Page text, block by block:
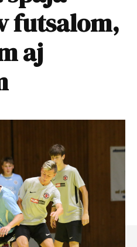
futsalom,
aj